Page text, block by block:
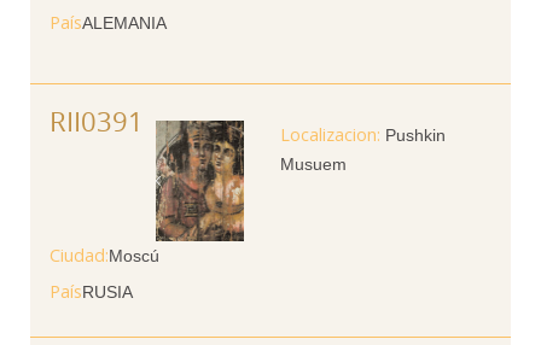
PaísALEMANIA
RII0391
Pushkin
Musuem
Ciudad Moscú
PaísRUSIA